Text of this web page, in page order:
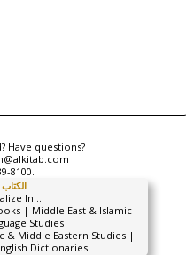
Have questions?
8100.
alkitab.com الكتاب
In...
| Middle East & Islamic
Studies
& Middle Eastern Studies |
Dictionaries